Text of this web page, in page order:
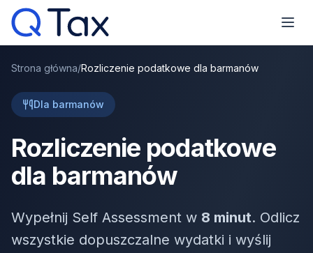
Strona główna/Rozliczenie podatkowe dla barmanów
Dla barmanów
Rozliczenie podatkowe
dla barmanów
Wypełnij Self Assessment w 8 minut. Odlicz
wszystkie dopuszczalne wydatki i wyślij